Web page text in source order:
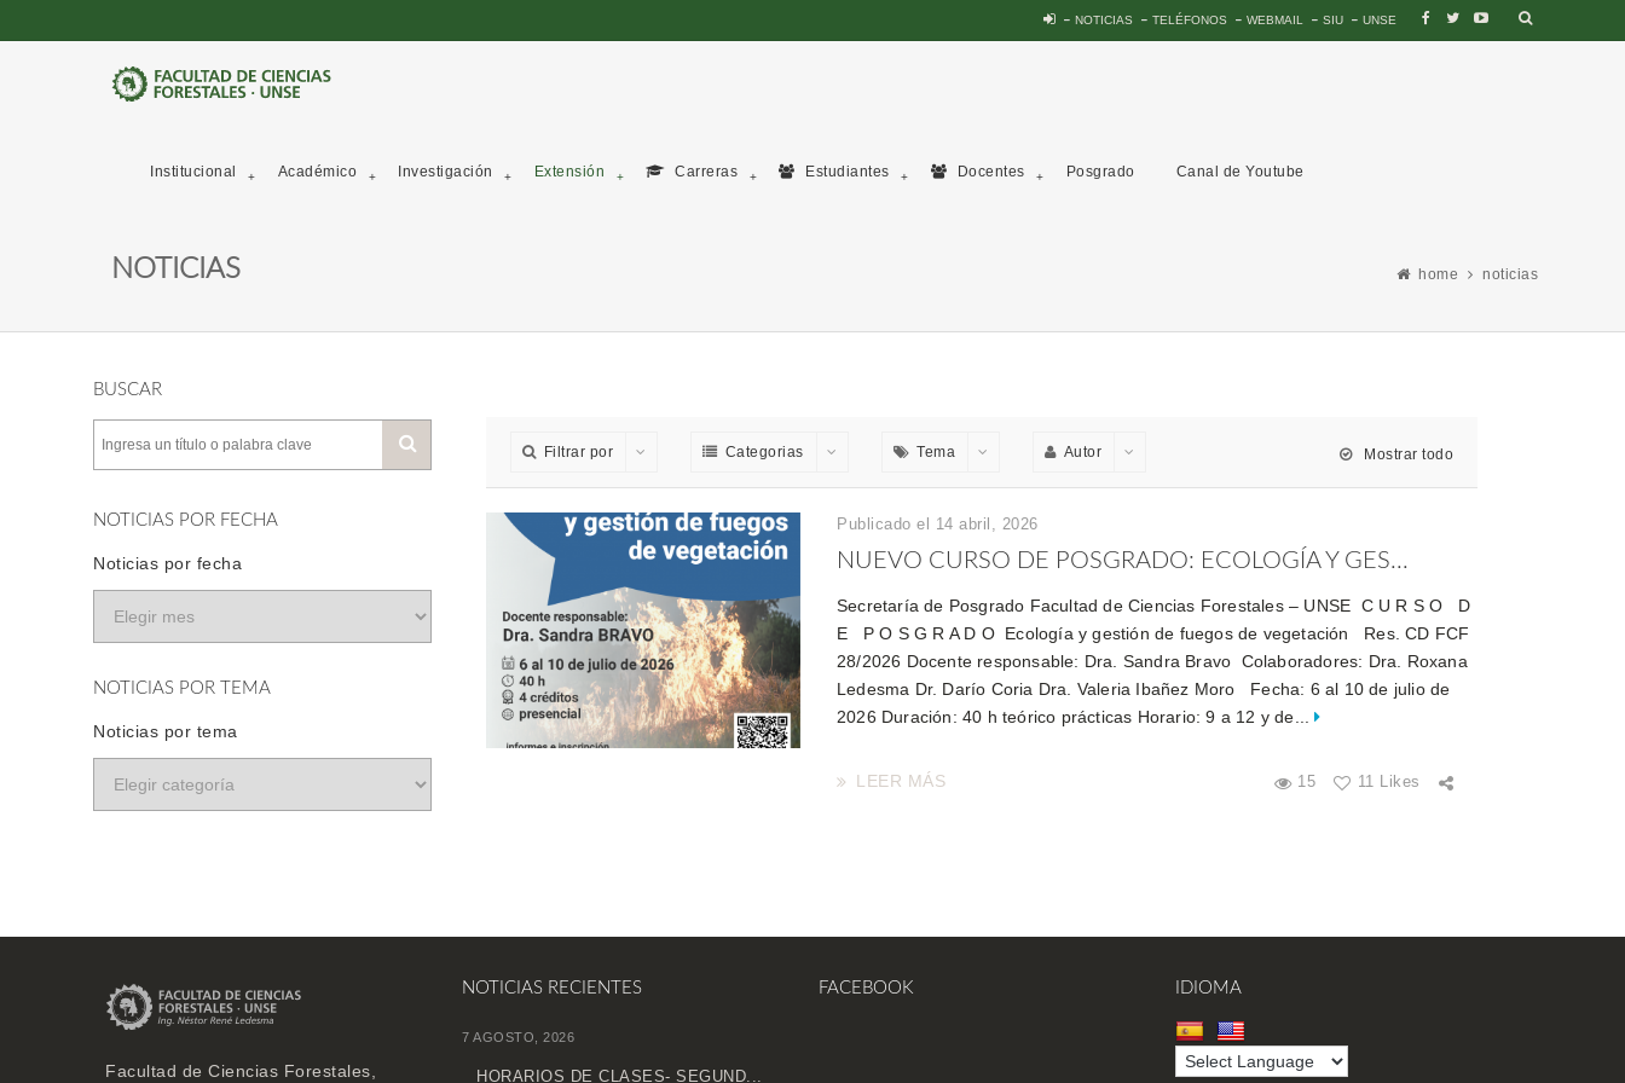
NOTICIAS TELÉFONOS WEBMAIL SIU UNSE
Institucional Académico Investigación Extensión Carreras Estudiantes Docentes Posgrado Canal de Youtube
NOTICIAS home noticias
BUSCAR
NOTICIAS POR FECHA
Noticias por fecha
NOTICIAS POR TEMA
Noticias por tema
Filtrar por Categorias Tema Autor Mostrar todo
Publicado el 14 abril, 2026
NUEVO CURSO DE POSGRADO: ECOLOGÍA Y GES...
Secretaría de Posgrado Facultad de Ciencias Forestales – UNSE C U R S O D
E P O S G R A D O Ecología y gestión de fuegos de vegetación Res. CD FCF
28/2026 Docente responsable: Dra. Sandra Bravo Colaboradores: Dra. Roxana
Ledesma Dr. Darío Coria Dra. Valeria Ibañez Moro Fecha: 6 al 10 de julio de
2026 Duración: 40 h teórico prácticas Horario: 9 a 12 y de...
15 11 Likes
LEER MÁS
Facultad de Ciencias Forestales,
NOTICIAS RECIENTES
7 AGOSTO, 2026
HORARIOS DE CLASES- SEGUND...
FACEBOOK IDIOMA